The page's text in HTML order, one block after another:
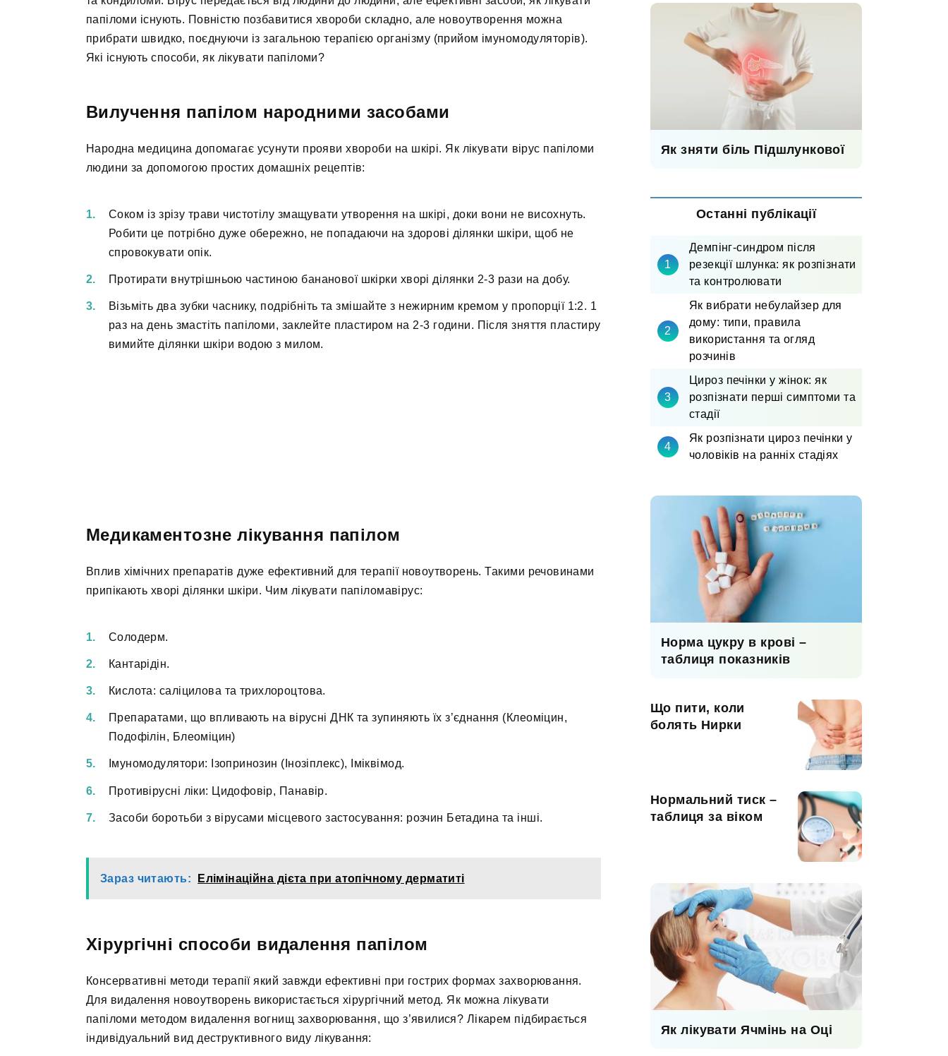
папіломи існують. Повністю позбавитися хвороби складно, але новоутворення можна
прибрати швидко, поєднуючи із загальною терапією організму (прийом імуномодуляторів).
Які існують способи, як лікувати папіломи?
Вилучення папілом народними засобами
Народна медицина допомагає усунути прояви хвороби на шкірі. Як лікувати вірус папіломи
людини за допомогою простих домашніх рецептів:
Соком із зрізу трави чистотілу змащувати утворення на шкірі, доки вони не висохнуть.
Робити це потрібно дуже обережно, не попадаючи на здорові ділянки шкіри, щоб не
спровокувати опік.
Протирати внутрішньою частиною бананової шкірки хворі ділянки 2-3 рази на добу.
Візьміть два зубки часнику, подрібніть та змішайте з нежирним кремом у пропорції 1:2. 1
раз на день змастіть папіломи, заклейте пластиром на 2-3 години. Після зняття пластиру
вимийте ділянки шкіри водою з милом.
Медикаментозне лікування папілом
Вплив хімічних препаратів дуже ефективний для терапії новоутворень. Такими речовинами
припікають хворі ділянки шкіри. Чим лікувати папіломавірус:
Солодерм.
Кантарідін.
Кислота: саліцилова та трихлороцтова.
Препаратами, що впливають на вірусні ДНК та зупиняють їх з’єднання (Клеоміцин,
Подофілін, Блеоміцин)
Імуномодулятори: Ізопринозин (Інозіплекс), Іміквімод.
Противірусні ліки: Цидофовір, Панавір.
Засоби боротьби з вірусами місцевого застосування: розчин Бетадина та інші.
Зараз читають: Елімінаційна дієта при атопічному дерматиті
Хірургічні способи видалення папілом
Консервативні методи терапії який завжди ефективні при гострих формах захворювання.
Для видалення новоутворень використається хірургічний метод. Як можна лікувати
папіломи методом видалення вогнищ захворювання, що з’явилися? Лікарем підбирається
індивідуальний вид деструктивного виду лікування:
Як зняти біль Підшлункової
Останні публікації
Демпінг-синдром після
резекції шлунка: як розпізнати
та контролювати
Як вибрати небулайзер для
дому: типи, правила
використання та огляд
розчинів
Цироз печінки у жінок: як
розпізнати перші симптоми та
стадії
Як розпізнати цироз печінки у
чоловіків на ранніх стадіях
Норма цукру в крові –
таблиця показників
Що пити, коли
болять Нирки
Нормальний тиск –
таблиця за віком
Як лікувати Ячмінь на Оці